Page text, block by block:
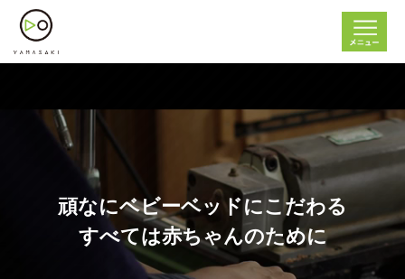
頑なにベビーベッドにこだわる
すべては赤ちゃんのために